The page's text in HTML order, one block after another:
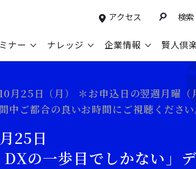
アクセス 検索
ナー ナレッジ 企業情報 賢人倶
コンサルティングサービスTOP
新規事業開発・ビジネスモデル変
セミナー情報TOP
申込み受付中のセミナー
過去のセミナー
最新ソリューションTOP
経営全般
経営管理・経理・財務
企業情報TOP
会社概要
コンプライアンス（法令遵守）
お知らせTOP
ニュース
月25日（月） ＊お申込日の翌週月曜（
中ご都合の良いお時間にご視聴くださ
25日
DXの一歩目でしかない」